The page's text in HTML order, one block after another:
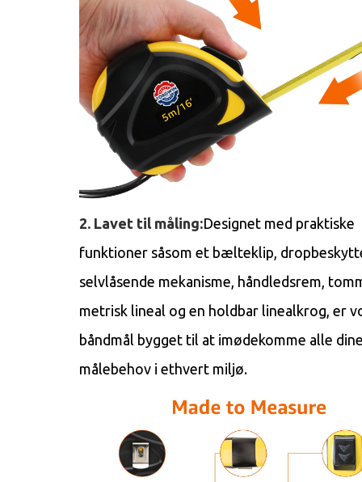
2. Lavet til måling:Designet med praktiske
funktioner såsom et bælteklip,
selvlåsende mekanisme, håndledsrem,
metrisk lineal og en holdbar linealkrog, er
båndmål bygget til at imødekomme alle
målebehov i ethvert miljø.